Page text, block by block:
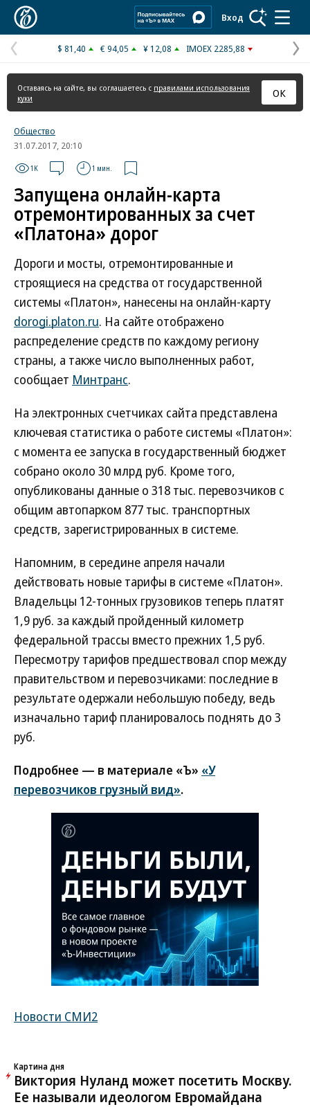
Вход
Предыдущая
страница
$ 81,40 € 94,05 ¥ 12,08 IMOEX 2285,88
Оставаясь на сайте, вы соглашаетесь с правилами использования
куки
ОК
Общество
31.07.2017, 20:10
1K 1 мин.
Запущена онлайн-карта
отремонтированных за счет
«Платона» дорог
Дороги и мосты, отремонтированные и
строящиеся на средства от государственной
системы «Платон», нанесены на онлайн-карту
dorogi.platon.ru. На сайте отображено
распределение средств по каждому региону
страны, а также число выполненных работ,
сообщает Минтранс.
На электронных счетчиках сайта представлена
ключевая статистика о работе системы «Платон»:
с момента ее запуска в государственный бюджет
собрано около 30 млрд руб. Кроме того,
опубликованы данные о 318 тыс. перевозчиков с
общим автопарком 877 тыс. транспортных
средств, зарегистрированных в системе.
Напомним, в середине апреля начали
действовать новые тарифы в системе «Платон».
Владельцы 12-тонных грузовиков теперь платят
1,9 руб. за каждый пройденный километр
федеральной трассы вместо прежних 1,5 руб.
Пересмотру тарифов предшествовал спор между
правительством и перевозчиками: последние в
результате одержали небольшую победу, ведь
изначально тариф планировалось поднять до 3
руб.
Подробнее — в материале «Ъ» «У
перевозчиков грузный вид».
Новости СМИ2
Картина дня
Виктория Нуланд может посетить Москву.
Ее называли идеологом Евромайдана